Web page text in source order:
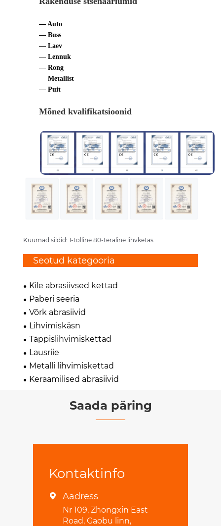
— Auto
— Buss
— Laev
— Lennuk
— Rong
— Metallist
— Puit
Mõned kvalifikatsioonid
Kuumad sildid: 1-tolline 80-teraline lihvketas
Seotud kategooria
Kile abrasiivsed kettad
Paberi seeria
Võrk abrasiivid
Lihvimiskäsn
Täppislihvimiskettad
Lausriie
Metalli lihvimiskettad
Keraamilised abrasiivid
Saada päring
Kontaktinfo
 Aadress
Nr 109, Zhongxin East
Road, Gaobu linn,